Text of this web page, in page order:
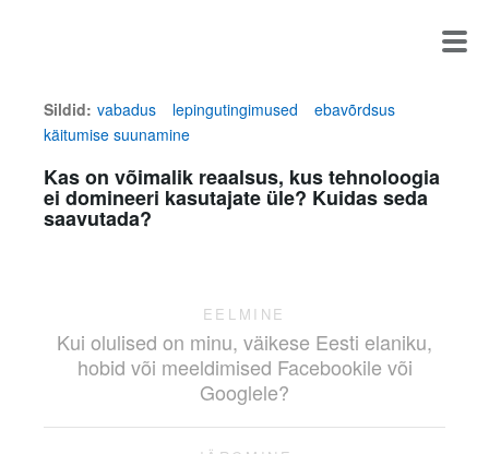
Sildid: vabadus lepingutingimused
ebavõrdsus
käitumise suunamine
Kas on võimalik reaalsus, kus tehnoloogia
ei domineeri kasutajate üle? Kuidas seda
saavutada?
EELMINE
Kui olulised on minu, väikese Eesti elaniku,
hobid või meeldimised Facebookile või
Googlele?